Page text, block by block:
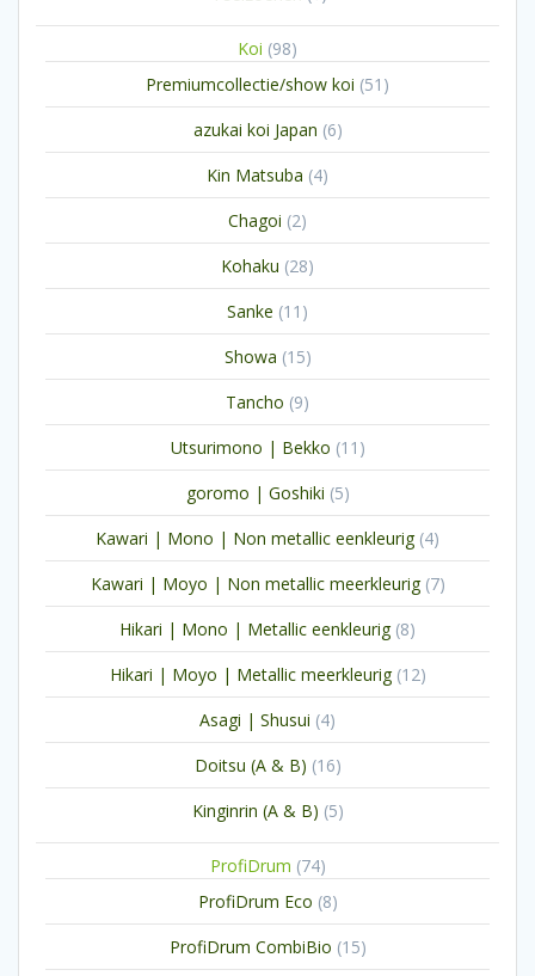
Koi 9898
producten
Premiumcollectie/show koi 51 51
producten
azukai koi Japan 66
producten
Kin Matsuba 44
producten
Chagoi 22
producten
Kohaku 2828
producten
Sanke 11 11
producten
Showa 1515
producten
Tancho 99
producten
Utsurimono | Bekko 11 11
producten
goromo | Goshiki 55
producten
Kawari | Mono | Non metallic eenkleurig 44
producten
Kawari | Moyo | Non metallic meerkleurig 77
producten
Hikari | Mono | Metallic eenkleurig 88
producten
Hikari | Moyo | Metallic meerkleurig 1212
producten
Asagi | Shusui 44
producten
Doitsu (A & B) 1616
producten
Kinginrin (A & B) 55
ProfiDrum 7474
ProfiDrum Eco 88
producten
ProfiDrum CombiBio 1515
producten